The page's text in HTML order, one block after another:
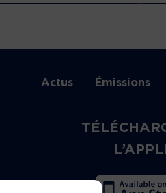
Actus Émissions